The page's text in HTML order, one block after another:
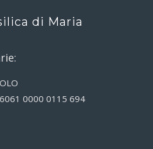
di Maria
0000 0115 694